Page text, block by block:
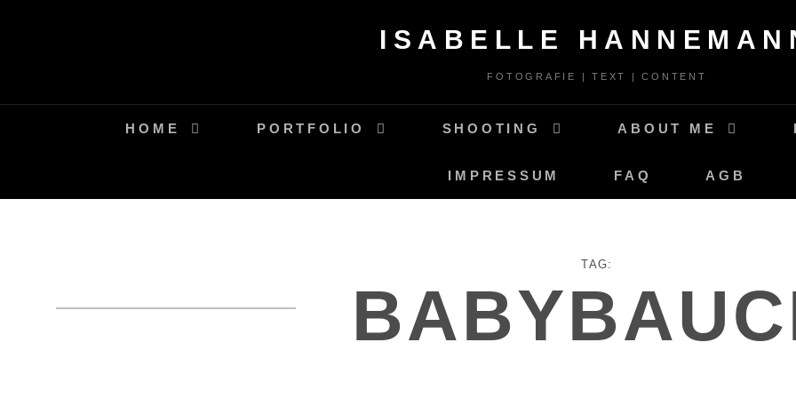
ISABELLE
FOTOGRAFIE | TEXT | CONTENT
HOME PORTFOLIO SHOOTING ABOUT ME
IMPRESSUM FAQ AGB
TAG: